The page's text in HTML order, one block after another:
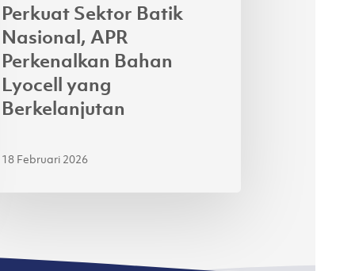
Perkuat Sektor Batik
Nasional, APR
Perkenalkan Bahan
Lyocell yang
Berkelanjutan
18 Februari 2026